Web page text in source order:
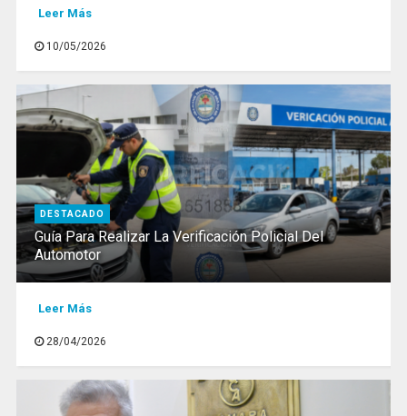
Leer Más
10/05/2026
DESTACADO
Guía Para Realizar La Verificación Policial Del
Automotor
Leer Más
28/04/2026